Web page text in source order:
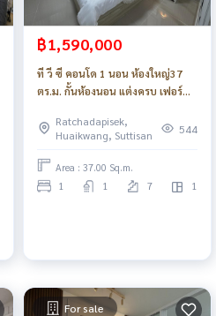
฿1,590,000
ที วี ซี คอนโด 1 นอน ห้องใหญ่37
ตร.ม. กั้นห้องนอน แต่งครบ เฟอร์
รถไฟฟ้า_Do712
Ratchadapisek,
Huaikwang, Suttisan
544
Area : 37.00 Sq.m.
1 1 7 1
For sale